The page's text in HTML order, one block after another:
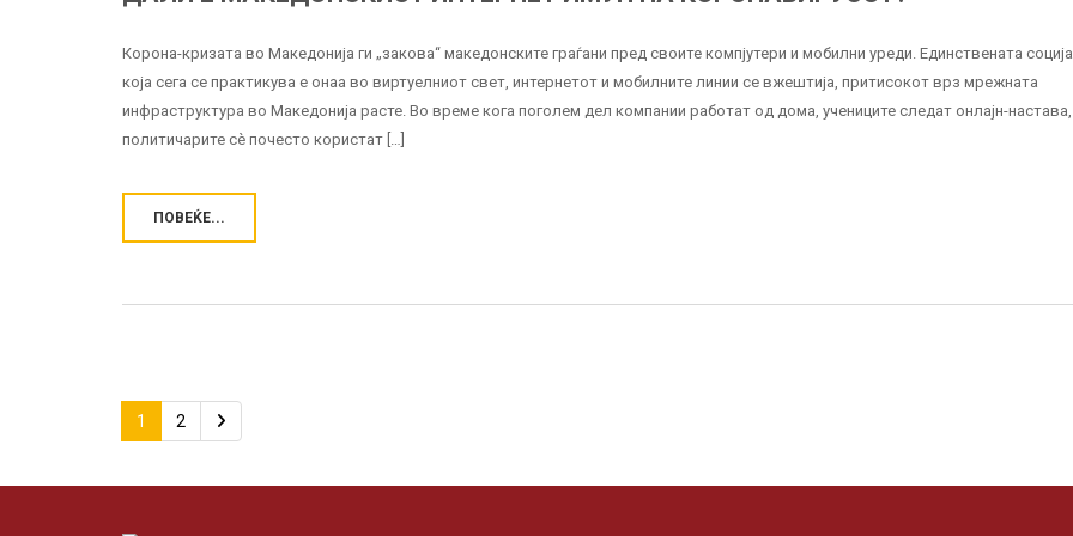
Корона-кризата во Македонија ги „закова“ македонските граѓани пред своите компјутери и мобилни уреди. Единствената
која сега се практикува е онаа во виртуелниот свет, интернетот и мобилните линии се вжештија, притисокот врз мрежната
инфраструктура во Македонија расте. Во време кога поголем дел компании работат од дома, учениците следат онлајн-настава,
политичарите сè почесто користат […]
ПОВЕЌЕ...
1 2